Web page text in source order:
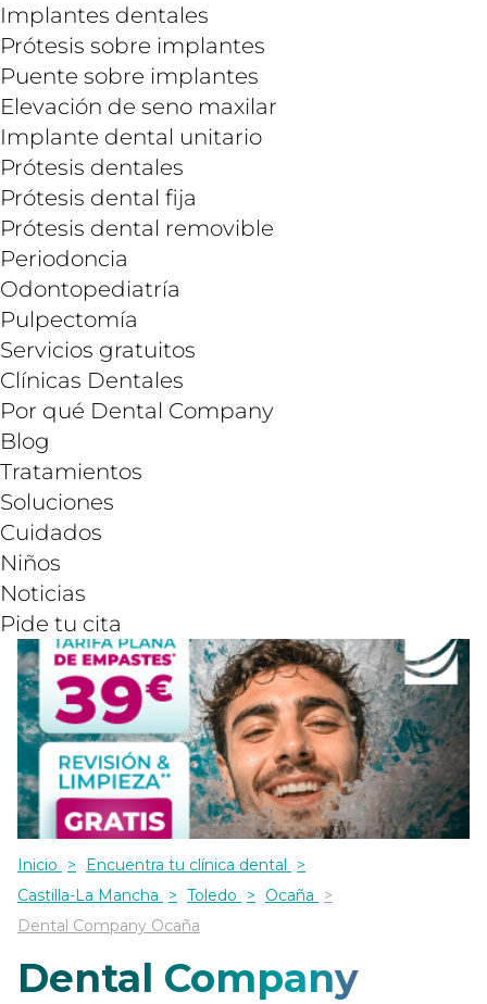
Implantes dentales
Prótesis sobre implantes
Puente sobre implantes
Elevación de seno maxilar
Implante dental unitario
Prótesis dentales
Prótesis dental fija
Prótesis dental removible
Periodoncia
Odontopediatría
Pulpectomía
Servicios gratuitos
Clínicas Dentales
Por qué Dental Company
Blog
Tratamientos
Soluciones
Cuidados
Niños
Noticias
Pide tu cita
Inicio
Encuentra tu clínica dental
Castilla-La Mancha
Toledo
Ocaña
Dental Company Ocaña
Dental Company